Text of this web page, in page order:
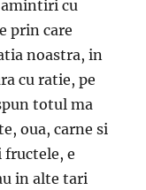
amintiri cu
prin care
noastra, in
cu ratie, pe
totul ma
oua, carne si
fructele, e
in alte tari